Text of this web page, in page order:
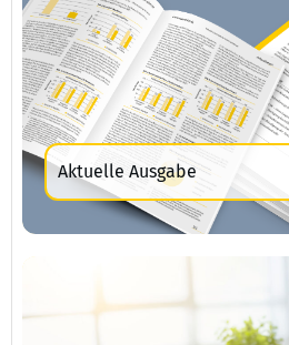
Aktuelle Ausgabe